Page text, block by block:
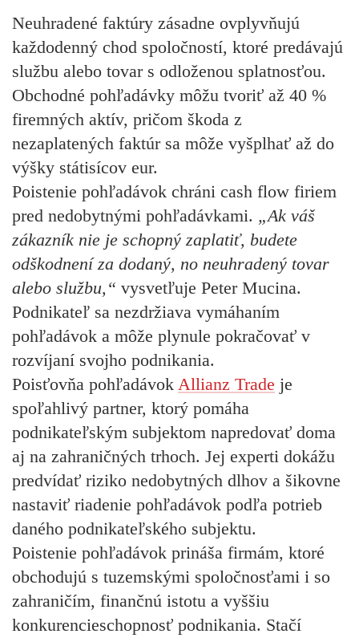
Neuhradené faktúry zásadne ovplyvňujú
každodenný chod spoločností, ktoré predávajú
službu alebo tovar s odloženou splatnosťou.
Obchodné pohľadávky môžu tvoriť až 40 %
firemných aktív, pričom škoda z
nezaplatených faktúr sa môže vyšplhať až do
výšky státisícov eur.
Poistenie pohľadávok chráni cash flow firiem
pred nedobytnými pohľadávkami. „Ak váš
zákazník nie je schopný zaplatiť, budete
odškodnení za dodaný, no neuhradený tovar
alebo službu,“ vysvetľuje Peter Mucina.
Podnikateľ sa nezdržiava vymáhaním
pohľadávok a môže plynule pokračovať v
rozvíjaní svojho podnikania.
Poisťovňa pohľadávok Allianz Trade je
spoľahlivý partner, ktorý pomáha
podnikateľským subjektom napredovať doma
aj na zahraničných trhoch. Jej experti dokážu
predvídať riziko nedobytných dlhov a šikovne
nastaviť riadenie pohľadávok podľa potrieb
daného podnikateľského subjektu.
Poistenie pohľadávok prináša firmám, ktoré
obchodujú s tuzemskými spoločnosťami i so
zahraničím, finančnú istotu a vyššiu
konkurencieschopnosť podnikania. Stačí